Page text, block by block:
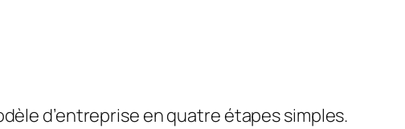
d’entreprise en quatre étapes simples.